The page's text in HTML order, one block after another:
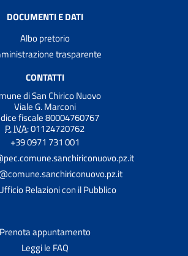
DOCUMENTI E DATI
Albo pretorio
trasparente
CONTATTI
di San Chirico Nuovo
Viale G. Marconi
fiscale 80004760767
P. IVA:01124720762
+39 0971 731 001
Relazioni con il Pubblico
Prenota appuntamento
Leggi le FAQ